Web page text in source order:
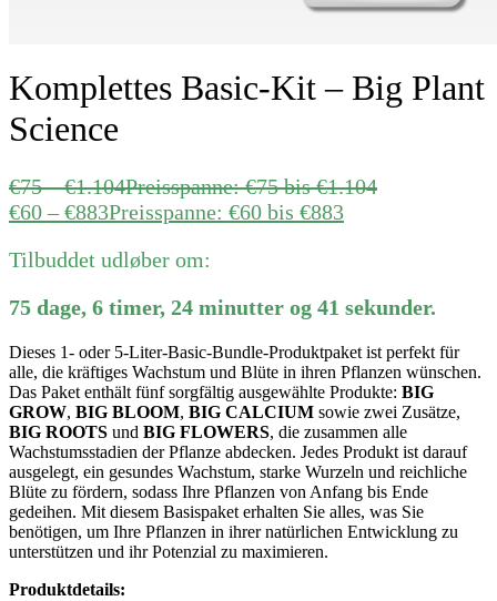
Komplettes Basic-Kit – Big Plant
Science
€75 –€1.104Preisspanne: €75 bis €1.104
€60 –€883Preisspanne: €60 bis €883
Tilbuddet udløber om:
75 dage, 6 timer, 24 minutter og 41 sekunder.
Dieses 1- oder 5-Liter-Basic-Bundle-Produktpaket ist perfekt für
alle, die kräftiges Wachstum und Blüte in ihren Pflanzen wünschen.
Das Paket enthält fünf sorgfältig ausgewählte Produkte: BIG
GROW, BIG BLOOM, BIG CALCIUM sowie zwei Zusätze,
BIG ROOTS und BIG FLOWERS, die zusammen alle
Wachstumsstadien der Pflanze abdecken. Jedes Produkt ist darauf
ausgelegt, ein gesundes Wachstum, starke Wurzeln und reichliche
Blüte zu fördern, sodass Ihre Pflanzen von Anfang bis Ende
gedeihen. Mit diesem Basispaket erhalten Sie alles, was Sie
benötigen, um Ihre Pflanzen in ihrer natürlichen Entwicklung zu
unterstützen und ihr Potenzial zu maximieren.
Produktdetails: